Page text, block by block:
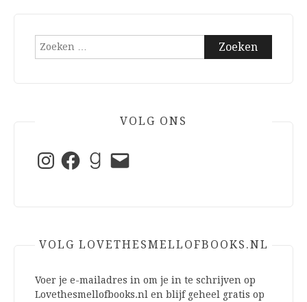
Zoeken
VOLG ONS
InstagramFacebookGoodreads
E-
mail
VOLG LOVETHESMELLOFBOOKS.NL
Voer je e-mailadres in om je in te schrijven op
Lovethesmellofbooks.nl en blijf geheel gratis op